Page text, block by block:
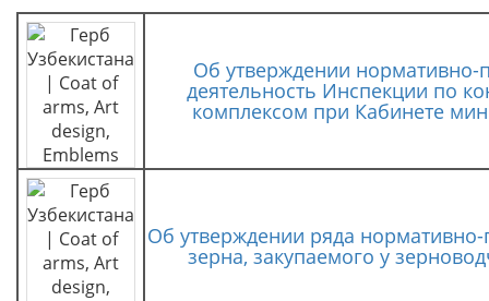
Об утверждении нормативно-
деятельность Инспекции по
комплексом при Кабинете
Об утверждении ряда
зерна, закупаемого у